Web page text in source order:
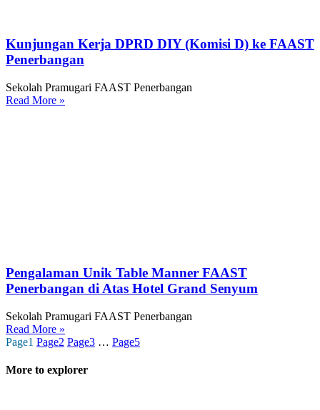
Kunjungan Kerja DPRD DIY (Komisi D) ke FAAST
Penerbangan
Sekolah Pramugari FAAST Penerbangan
Read More »
Pengalaman Unik Table Manner FAAST
Penerbangan di Atas Hotel Grand Senyum
Sekolah Pramugari FAAST Penerbangan
Read More »
Page1 Page2 Page3 … Page5
More to explorer